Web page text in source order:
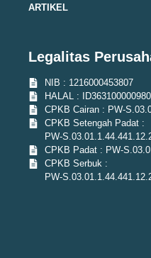
ARTIKEL
Legalitas
NIB : 1216000453807
HALAL :
CPKB Cairan : PW-
CPKB Setengah Padat :
PW-
CPKB Padat : PW-
CPKB Serbuk :
PW-